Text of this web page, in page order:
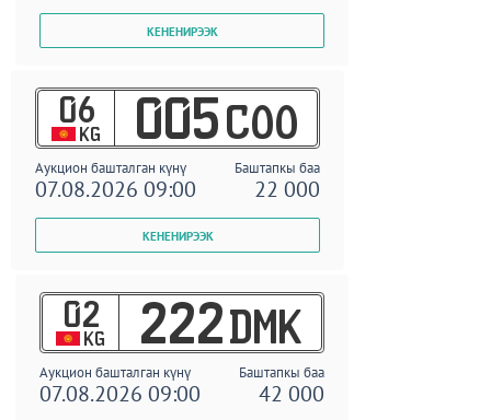
06
KG 005 COO
Аукцион башталган күнү Баштапкы баа
07.08.2026 09:00 22 000
02
KG 222 DMK
Аукцион башталган күнү Баштапкы баа
07.08.2026 09:00 42 000